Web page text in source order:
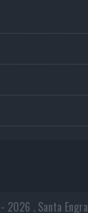
. Santa